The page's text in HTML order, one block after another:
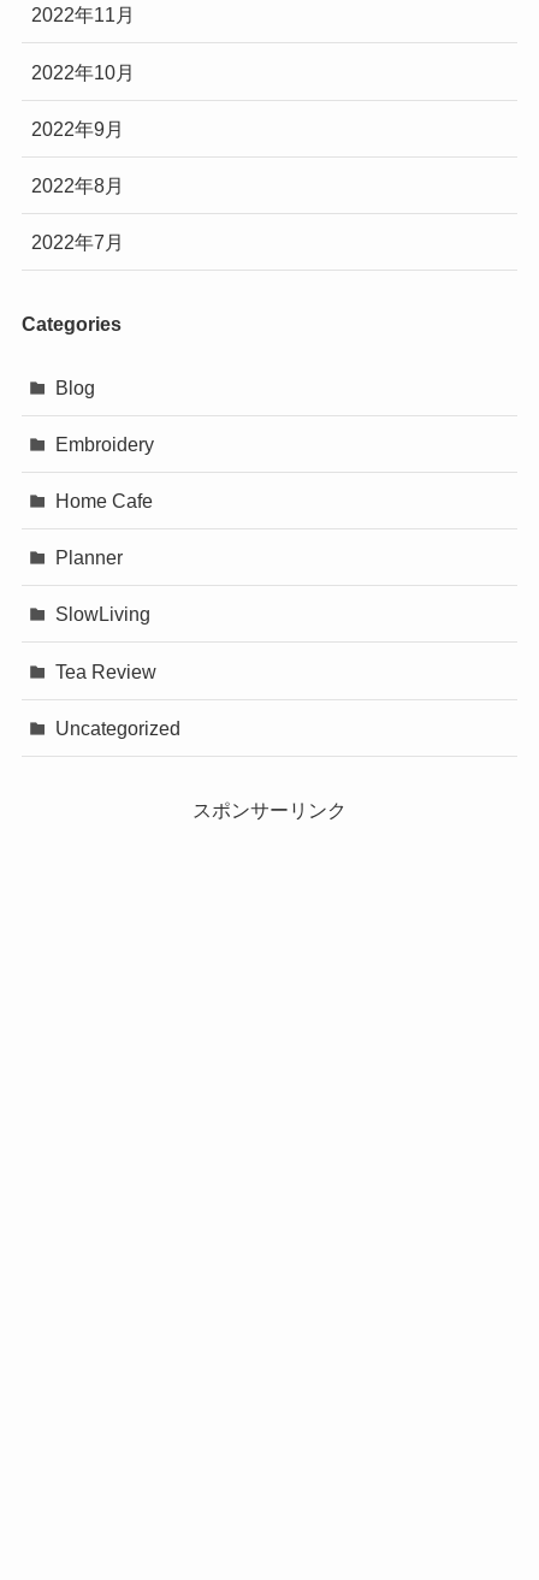
2022年11月
2022年10月
2022年9月
2022年8月
2022年7月
Categories
Blog
Embroidery
Home Cafe
Planner
SlowLiving
Tea Review
Uncategorized
スポンサーリンク